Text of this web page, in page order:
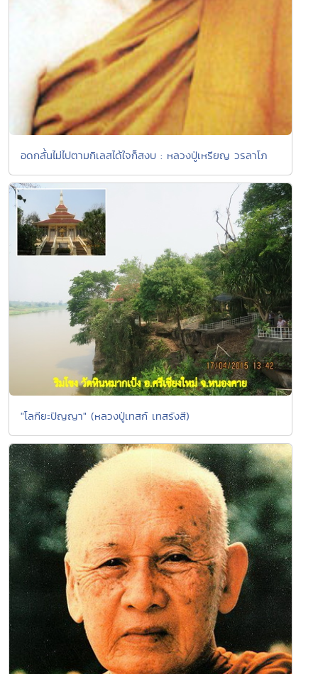
อดกลั้นไม่ไปตามกิเลสได้ใจก็สงบ : หลวงปู่เหรียญ วรลาโภ
"โลกียะปัญญา" (หลวงปู่เทสก์ เทสรังสี)